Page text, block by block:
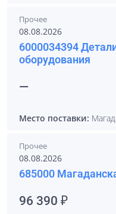
Прочее
08.08.2026
6000034394
оборудования
—
Место поставки:
Прочее
08.08.2026
685000
96 390 ₽